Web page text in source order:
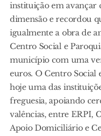
instituição em avançar
dimensão e recordou
igualmente a obra de
Centro Social e
município com uma
euros. O Centro Social
hoje uma das
freguesia, apoiando
valências, entre ERPI,
Apoio Domiciliário e